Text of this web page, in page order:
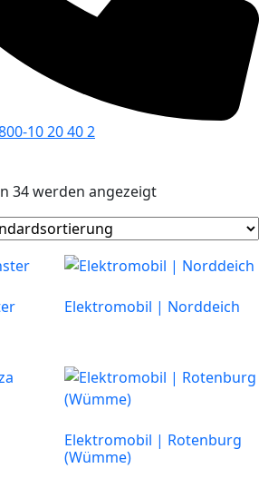
10 20 40 2
34 werden angezeigt
Elektromobil | Norddeich
Elektromobil | Rotenburg
(Wümme)